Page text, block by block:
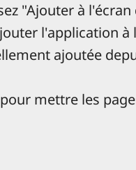
"Ajouter à l'écran
l'application à
ajoutée
mettre les